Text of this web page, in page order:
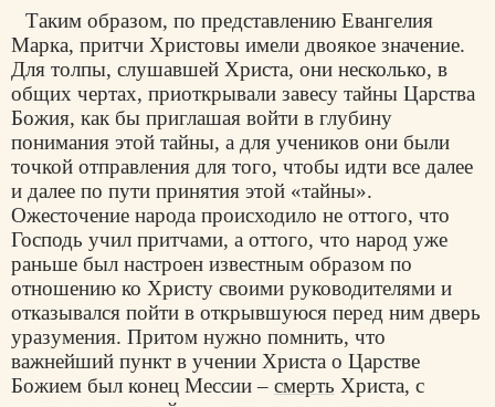
Таким образом, по представлению Евангелия
Марка, притчи Христовы имели двоякое значение.
Для толпы, слушавшей Христа, они несколько, в
общих чертах, приоткрывали завесу тайны Царства
Божия, как бы приглашая войти в глубину
понимания этой тайны, а для учеников они были
точкой отправления для того, чтобы идти все далее
и далее по пути принятия этой «тайны».
Ожесточение народа происходило не оттого, что
Господь учил притчами, а оттого, что народ уже
раньше был настроен известным образом по
отношению ко Христу своими руководителями и
отказывался пойти в открывшуюся перед ним дверь
уразумения. Притом нужно помнить, что
важнейший пункт в учении Христа о Царстве
Божием был конец Мессии – смерть Христа, с